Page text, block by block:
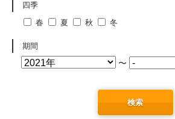
四季
春
夏 秋 冬
期間
〜
検索